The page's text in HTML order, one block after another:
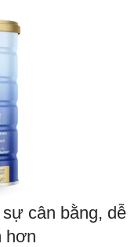
cân bằng, dễ
hơn